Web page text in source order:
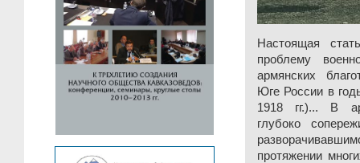
Настоящая
проблему
армянских
Юге России в
1918 гг.)... В
глубоко
протяжении